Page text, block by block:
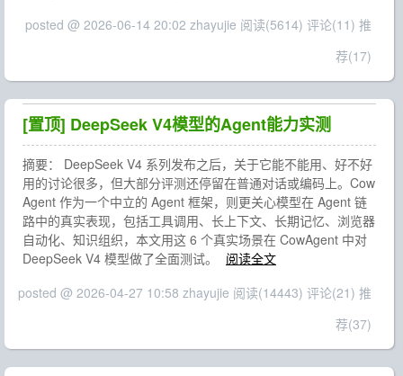
posted @ 2026-06-14 20:02 zhayujie 阅读(5614) 评论(11) 推
荐(17)
[置顶] DeepSeek V4模型的Agent能力实测
摘要： DeepSeek V4 系列发布之后，关于它能不能用、好不好
用的讨论很多，但大部分评测还停留在普通对话或编码上。Cow
Agent 作为一个中立的 Agent 框架，则更关心模型在 Agent 链
路中的真实表现，包括工具调用、长上下文、长期记忆、浏览器
自动化、知识组织，本文用这 6 个真实场景在 CowAgent 中对
DeepSeek V4 模型做了全面测试。
阅读全文
posted @ 2026-04-27 10:58 zhayujie 阅读(14443) 评论(21) 推
荐(37)